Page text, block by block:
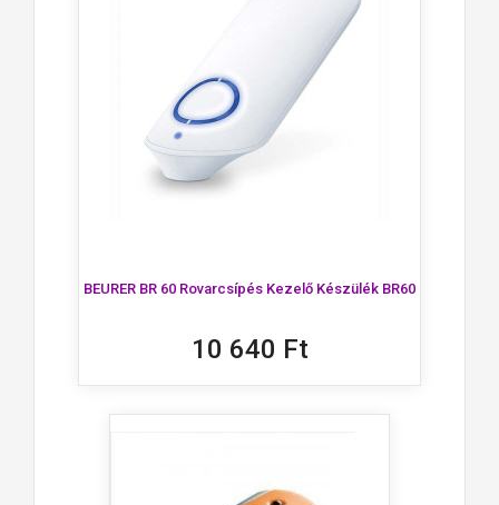
BEURER BR 60 Rovarcsípés Kezelő Készülék BR60
10 640 Ft